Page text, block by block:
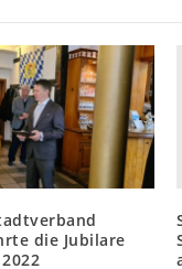
die Jubilare